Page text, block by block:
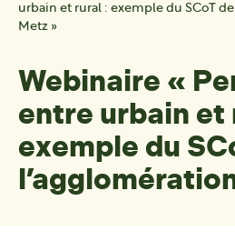
urbain et rural : exemple du SCoT
Metz »
Webinaire «
entre urbain et
exemple du